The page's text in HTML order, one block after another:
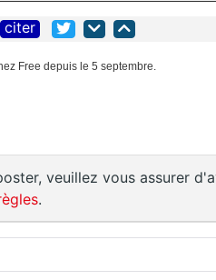
citer
Free depuis le 5 septembre.
veuillez vous assurer
.